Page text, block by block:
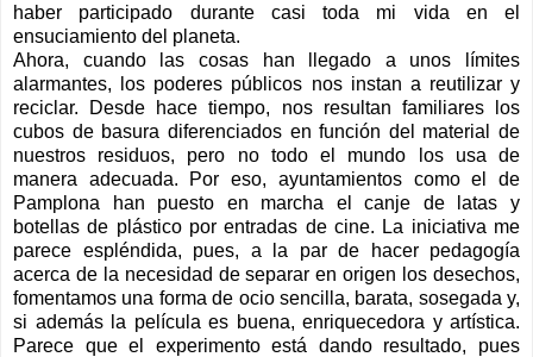
haber participado durante casi toda mi vida en el
ensuciamiento del planeta.
Ahora, cuando las cosas han llegado a unos límites
alarmantes, los poderes públicos nos instan a reutilizar y
reciclar. Desde hace tiempo, nos resultan familiares los
cubos de basura diferenciados en función del material de
nuestros residuos, pero no todo el mundo los usa de
manera adecuada. Por eso, ayuntamientos como el de
Pamplona han puesto en marcha el canje de latas y
botellas de plástico por entradas de cine. La iniciativa me
parece espléndida, pues, a la par de hacer pedagogía
acerca de la necesidad de separar en origen los desechos,
fomentamos una forma de ocio sencilla, barata, sosegada y,
si además la película es buena, enriquecedora y artística.
Parece que el experimento está dando resultado, pues